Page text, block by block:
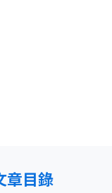
章目錄